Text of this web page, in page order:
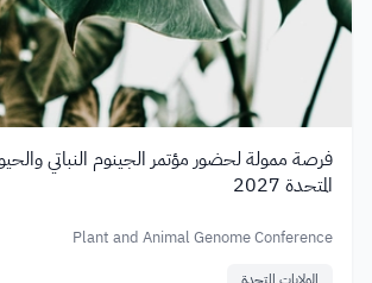
فرصة ممولة لحضور مؤتمر الجينوم النباتي
المتحدة 2027
Plant and Animal Genome Conference